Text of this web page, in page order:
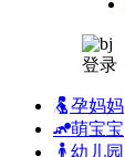
登录
孕妈妈
萌宝宝
幼儿园